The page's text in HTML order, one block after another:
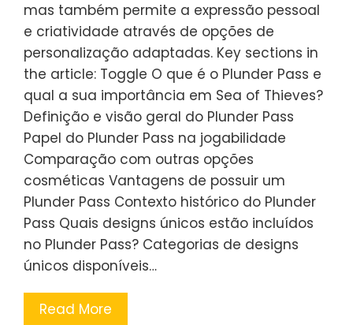
mas também permite a expressão pessoal
e criatividade através de opções de
personalização adaptadas. Key sections in
the article: Toggle O que é o Plunder Pass e
qual a sua importância em Sea of Thieves?
Definição e visão geral do Plunder Pass
Papel do Plunder Pass na jogabilidade
Comparação com outras opções
cosméticas Vantagens de possuir um
Plunder Pass Contexto histórico do Plunder
Pass Quais designs únicos estão incluídos
no Plunder Pass? Categorias de designs
únicos disponíveis…
Read More